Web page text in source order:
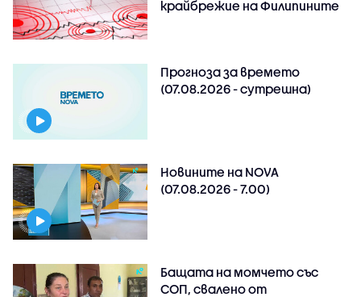
крайбрежие на Филипините
Прогноза за времето
(07.08.2026 - сутрешна)
Новините на NOVA
(07.08.2026 - 7.00)
Бащата на момчето със
СОП, свалено от